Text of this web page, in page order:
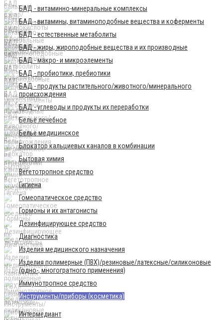
БАД - витаминно-минеральные комплексы
БАД - витамины, витаминоподобные вещества и коферменты
БАД - естественные метаболиты
БАД - жиры, жироподобные вещества и их производные
БАД - макро- и микроэлементы
БАД - пробиотики, пребиотики
БАД - продукты растительного/животного/минерального
происхождения
БАД - углеводы и продукты их переработки
Бельё лечебное
Бельё медицинское
Блокатор кальциевых каналов в комбинации
Бытовая химия
Вегетотропное средство
Гигиена
Гомеопатическое средство
Гормоны и их антагонисты
Дезинфицирующее средство
Диагностика
Изделия медицинского назначения
Изделия полимерные (ПВХ)/резиновые/латексные/силиконовые
(одно-, многогратного применения)
Иммунотропное средство
Инструменты/приборы (косметика)
Интермедиант